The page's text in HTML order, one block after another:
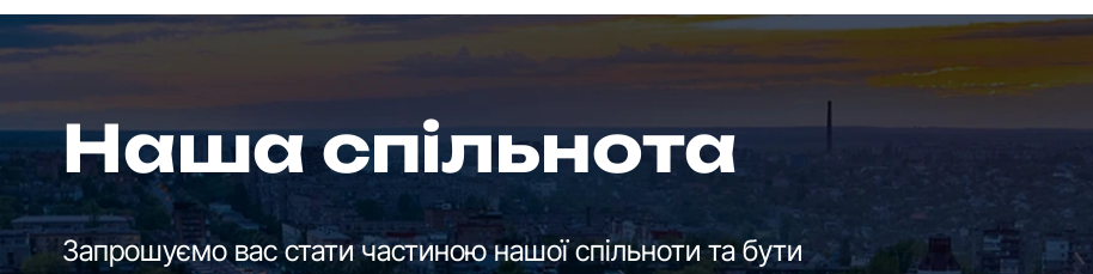
Наша спільнота
Запрошуємо вас стати частиною нашої спільноти та бути